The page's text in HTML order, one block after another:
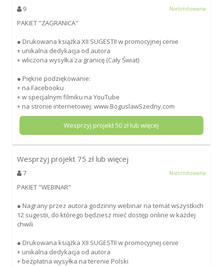
9 Nielimitowana
PAKIET "ZAGRANICA"
● Drukowana książka XII SUGESTII w promocyjnej cenie
+ unikalna dedykacja od autora
+ wliczona wysyłka za granicę (Cały Świat)
● Piękne podziękowanie:
+ na Facebooku
+ w specjalnym filmiku na YouTube
+ na stronie internetowej: www.BoguslawSzedny.com
Wesprzyj projekt50 zł lub więcej
Wesprzyj projekt 75 zł lub więcej
7 Nielimitowana
PAKIET "WEBINAR"
● Nagrany przez autora godzinny webinar na temat wszystkich
12 sugestii, do którego będziesz mieć dostęp online w każdej
chwili
● Drukowana książka XII SUGESTII w promocyjnej cenie
+ unikalna dedykacja od autora
+ bezpłatna wysyłka na terenie Polski